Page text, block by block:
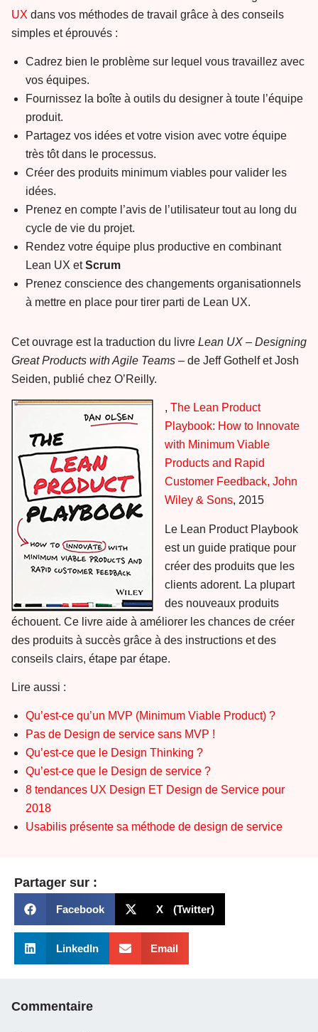
UX dans vos méthodes de travail grâce à des conseils
simples et éprouvés :
Cadrez bien le problème sur lequel vous travaillez avec
vos équipes.
Fournissez la boîte à outils du designer à toute l’équipe
produit.
Partagez vos idées et votre vision avec votre équipe
très tôt dans le processus.
Créer des produits minimum viables pour valider les
idées.
Prenez en compte l’avis de l’utilisateur tout au long du
cycle de vie du projet.
Rendez votre équipe plus productive en combinant
Lean UX etScrum
Prenez conscience des changements organisationnels
à mettre en place pour tirer parti de Lean UX.
Cet ouvrage est la traduction du livre Lean UX – Designing
Great Products with Agile Teams – de Jeff Gothelf et Josh
Seiden, publié chez O’Reilly.
, The Lean Product
Playbook: How to Innovate
with Minimum Viable
Products and Rapid
Customer Feedback, John
Wiley & Sons, 2015
Le Lean Product Playbook
est un guide pratique pour
créer des produits que les
clients adorent. La plupart
des nouveaux produits
échouent. Ce livre aide à améliorer les chances de créer
des produits à succès grâce à des instructions et des
conseils clairs, étape par étape.
Lire aussi :
Qu’est-ce qu’un MVP (Minimum Viable Product) ?
Pas de Design de service sans MVP !
Qu’est-ce que le Design Thinking ?
Qu’est-ce que le Design de service ?
8 tendances UX Design ET Design de Service pour
2018
Usabilis présente sa méthode de design de service
Partager sur :
Facebook X (Twitter)
LinkedIn Email
Commentaire